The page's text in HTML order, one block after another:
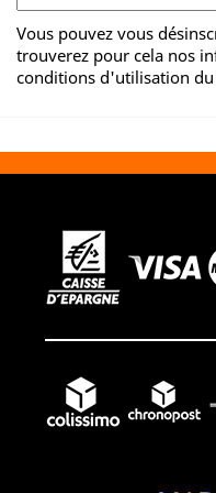
Vous pouvez vous
trouverez pour cela nos
conditions d'utilisation du